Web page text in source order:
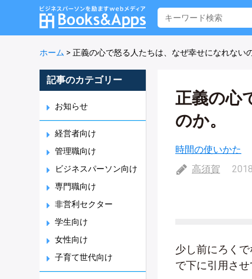
ホーム > 正義の心で怒る人たちは、なぜ幸せになれないの
記事のカテゴリー
お知らせ
経営者向け
管理職向け
ビジネスパーソン向け
専門職向け
非営利セクター
学生向け
女性向け
子育て世代向け
正義の心
のか。
時間の使いかた
高須賀
少し前にろく
で下に引用させ